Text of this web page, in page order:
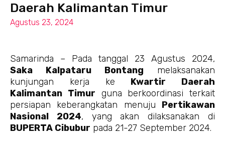
Daerah Kalimantan Timur
Agustus 23, 2024
Samarinda – Pada tanggal 23 Agustus 2024,
Saka Kalpataru Bontang melaksanakan
kunjungan kerja ke Kwartir Daerah
Kalimantan Timur guna berkoordinasi terkait
persiapan keberangkatan menuju Pertikawan
Nasional 2024, yang akan dilaksanakan di
BUPERTA Cibubur pada 21-27 September 2024.